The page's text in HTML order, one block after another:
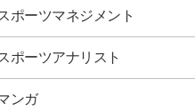
ポーツマネジメント
ポーツアナリスト
ンガ